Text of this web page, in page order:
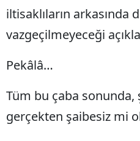
iltisaklıların arkasında
vazgeçilmeyeceği
Pekâlâ…
Tüm bu çaba
gerçekten şaibesiz mi